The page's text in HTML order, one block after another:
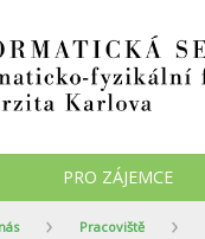
PRO ZÁJEMCE
Pracoviště